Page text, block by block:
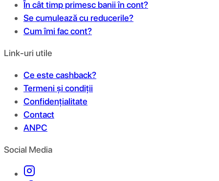
În cât timp primesc banii în cont?
Se cumulează cu reducerile?
Cum îmi fac cont?
Link-uri utile
Ce este cashback?
Termeni și condiții
Confidențialitate
Contact
ANPC
Social Media